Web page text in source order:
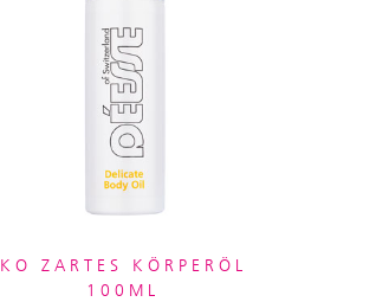
KO ZARTES KÖRPERÖL
100ML